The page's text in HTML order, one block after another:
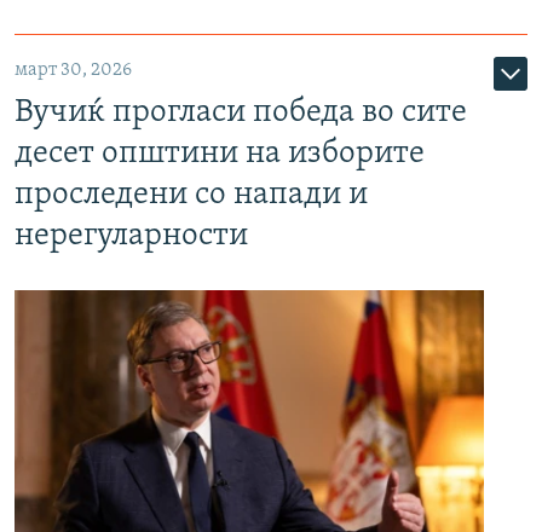
март 30, 2026
Вучиќ прогласи победа во сите
десет општини на изборите
проследени со напади и
нерегуларности